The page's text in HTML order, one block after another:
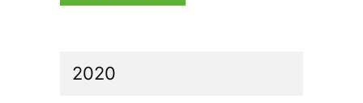
2020